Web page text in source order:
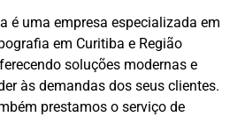
é uma empresa especializada em
em Curitiba e Região
soluções modernas e
às demandas dos seus clientes.
prestamos o serviço de